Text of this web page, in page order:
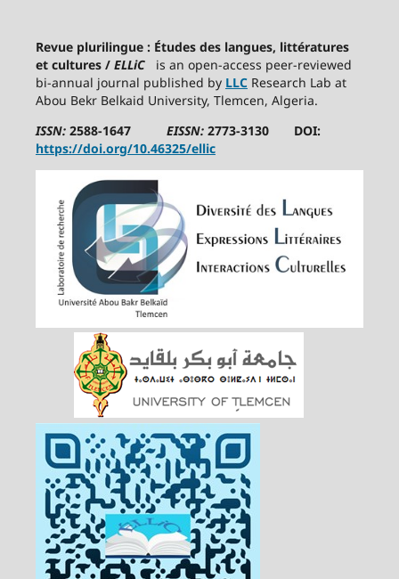
Revue plurilingue : Études des langues, littératures
et cultures / ELLiC is an open-access peer-reviewed
bi-annual journal published by LLCResearch Lab at
Abou Bekr Belkaid University, Tlemcen, Algeria.
ISSN: 2588-1647 EISSN: 2773-3130 DOI:
https://doi.org/10.46325/ellic